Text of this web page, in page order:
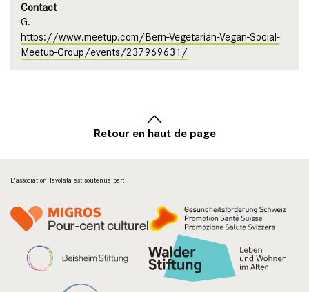
Contact
G.
https://www.meetup.com/Bern-Vegetarian-Vegan-Social-
Meetup-Group/events/237969631/
Retour en haut de page
L'association Tavolata est soutenue par: